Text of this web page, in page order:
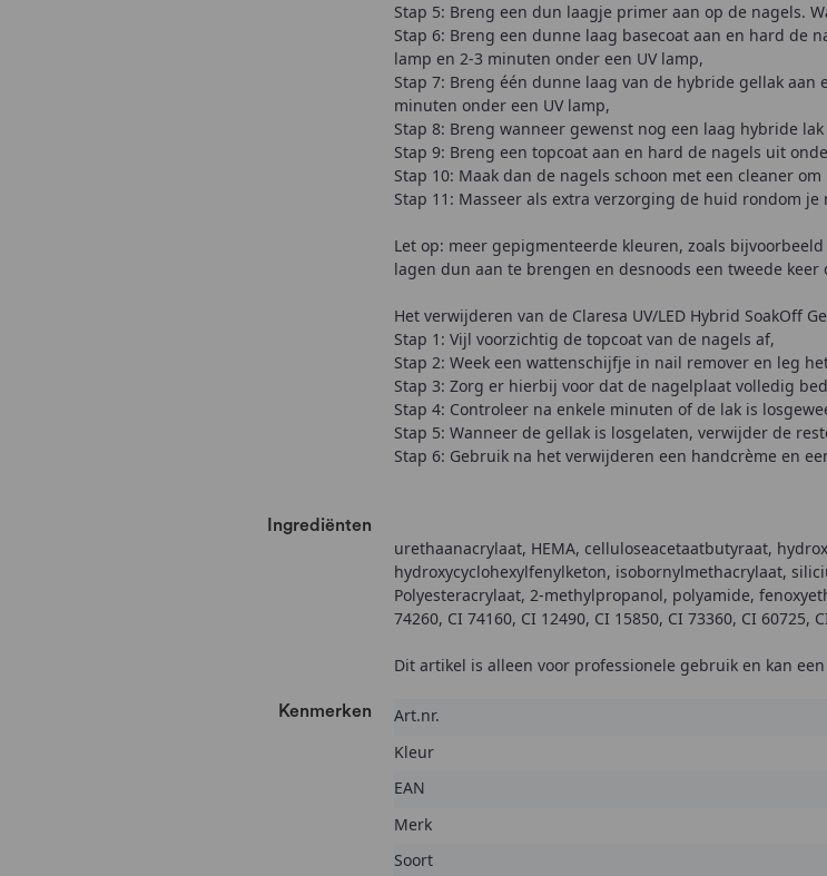
Stap 5: Breng een dun laagje primer aan op de nagels.
Stap 6: Breng een dunne laag basecoat aan en hard de
lamp en 2-3 minuten onder een UV lamp,
Stap 7: Breng één dunne laag van de hybride gellak
minuten onder een UV lamp,
Stap 8: Breng wanneer gewenst nog een laag hybride
Stap 9: Breng een topcoat aan en hard de nagels uit
Stap 10: Maak dan de nagels schoon met een cleaner
Stap 11: Masseer als extra verzorging de huid rondom
Let op: meer gepigmenteerde kleuren, zoals
lagen dun aan te brengen en desnoods een tweede
Het verwijderen van de Claresa UV/LED Hybrid SoakOff
Stap 1: Vijl voorzichtig de topcoat van de nagels af,
Stap 2: Week een wattenschijfje in nail remover en leg
Stap 3: Zorg er hierbij voor dat de nagelplaat volledig
Stap 4: Controleer na enkele minuten of de lak is
Stap 5: Wanneer de gellak is losgelaten, verwijder de
Stap 6: Gebruik na het verwijderen een handcrème en
Ingrediënten
urethaanacrylaat, HEMA, celluloseacetaatbutyraat,
hydroxycyclohexylfenylketon, isobornylmethacrylaat,
Polyesteracrylaat, 2-methylpropanol, polyamide,
74260, CI 74160, CI 12490, CI 15850, CI 73360, CI 60725,
Dit artikel is alleen voor professionele gebruik en kan
Kenmerken Kenmerken
Art.nr.
Kleur
EAN
Merk
Soort